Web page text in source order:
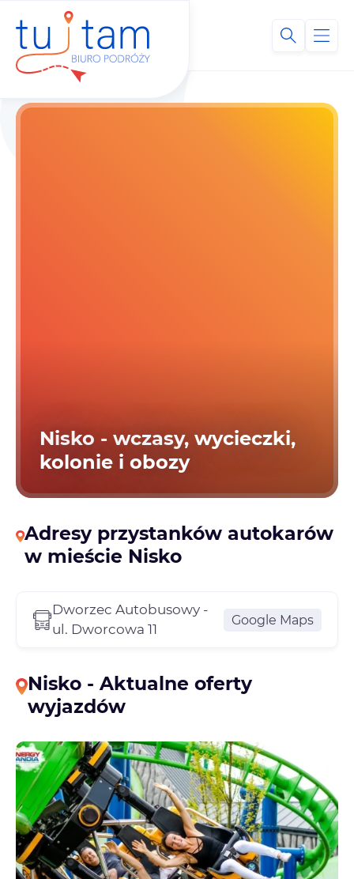
Nisko - wczasy, wycieczki,
kolonie i obozy
Adresy przystanków autokarów
w mieście Nisko
Dworzec Autobusowy -
ul. Dworcowa 11
Google Maps
Nisko - Aktualne oferty
wyjazdów